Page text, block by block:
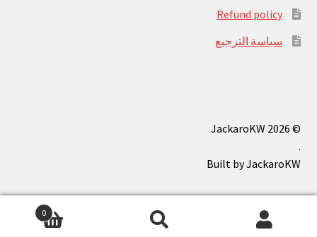
Refund policy
سياسة الترجيع
© JackaroKW 2026
.
0